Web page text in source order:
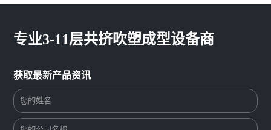
专业3-11层共挤吹塑成型设备商
获取最新产品资讯